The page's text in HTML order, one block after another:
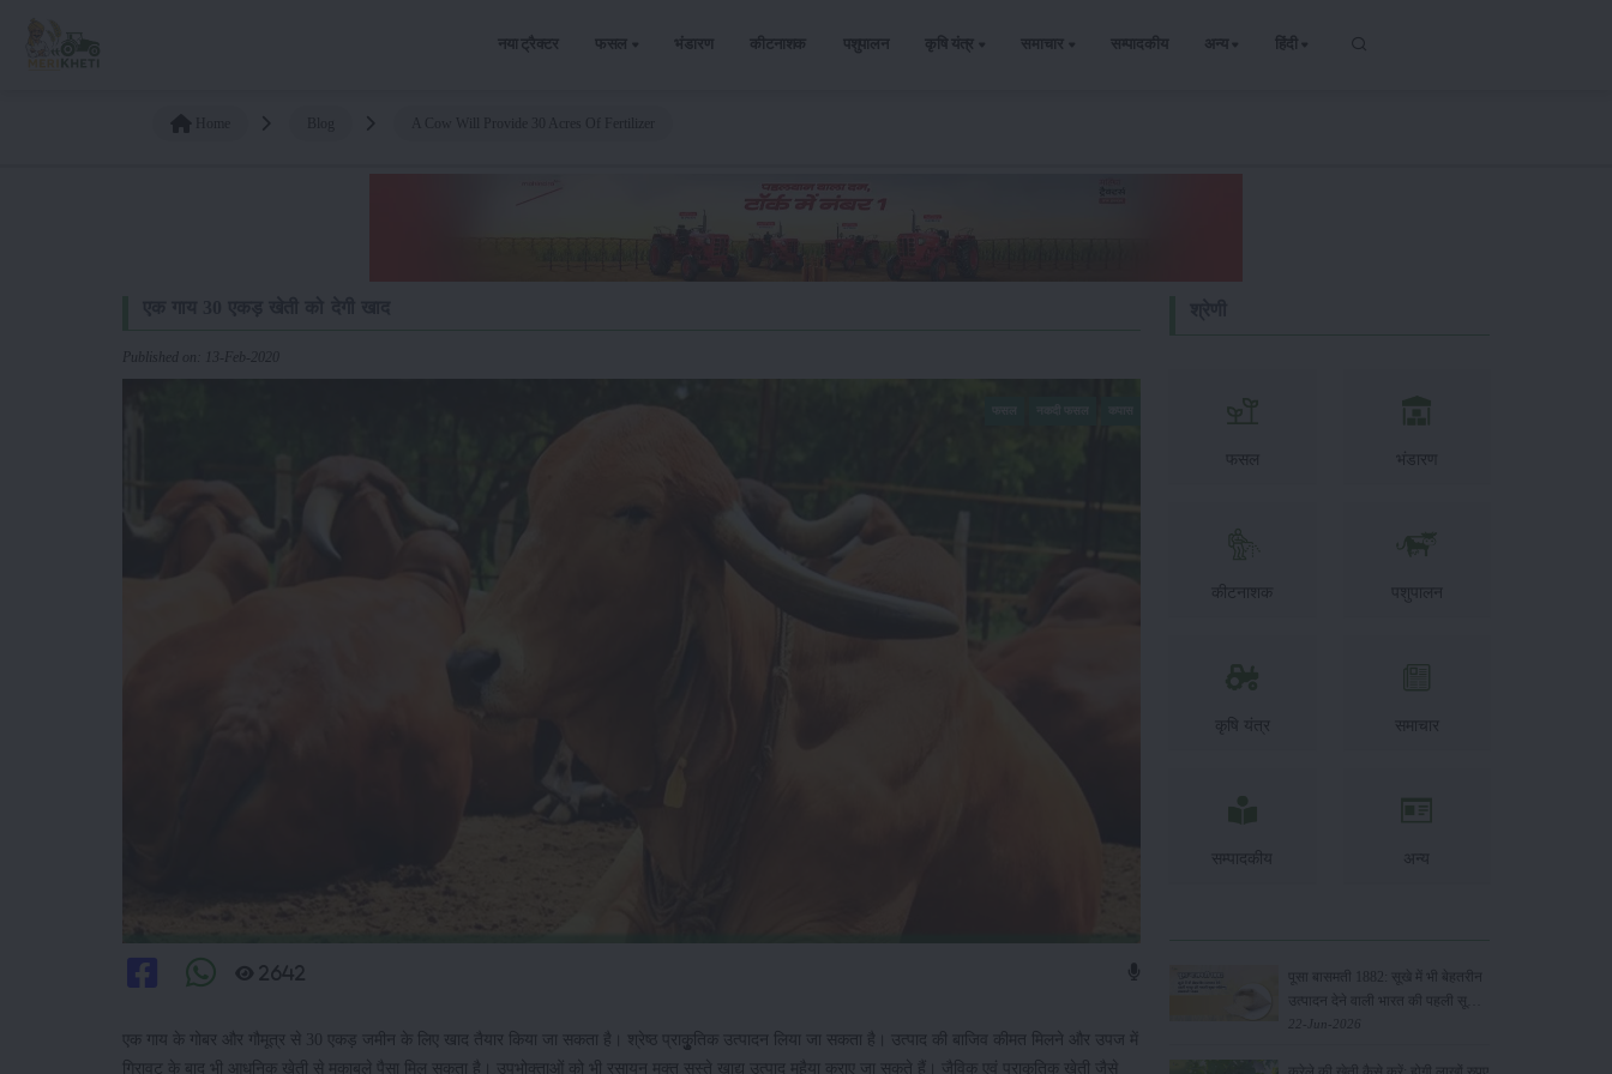
नया ट्रैक्टर फसल भंडारण कीटनाशक पशुपालन कृषि यंत्र समाचार सम्पादकीय अन्य हिंदी
Published on: 13-Feb-2020
2642
एक गाय के गोबर और गौमूत्र से 30 एकड़ जमीन के लिए खाद तैयार किया जा सकता है। श्रेष्ठ प्राकृुुुुुतिक उत्पादन लिया जा सकता है। उत्पाद की बाजिव कीमत मिलने और उपज में
गिरावट के बाद भी आधुुनिक खेती से मुकाबले पैसा मिल सकता है। उपभोक्ताओं को भी रसायन मुक्त सस्ते खाद्य उत्पाद मुहैया कराए जा सकते हैं। जैविक एवं प्राकृतिक खेती जैसे
फसल भंडारण
कीटनाशक पशुपालन
कृषि यंत्र समाचार
सम्पादकीय अन्य
पूसा बासमती 1882: सूखे में भी बेहतरीन
उत्पादन देने वाली भारत की पहली सूखा-
सहिष्णु बासमती किस्म
22-Jun-2026